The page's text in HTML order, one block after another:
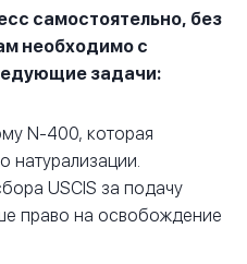
самостоятельно, без
необходимо с
задачи:
N-400, которая
натурализации.
USCIS за подачу
право на освобождение